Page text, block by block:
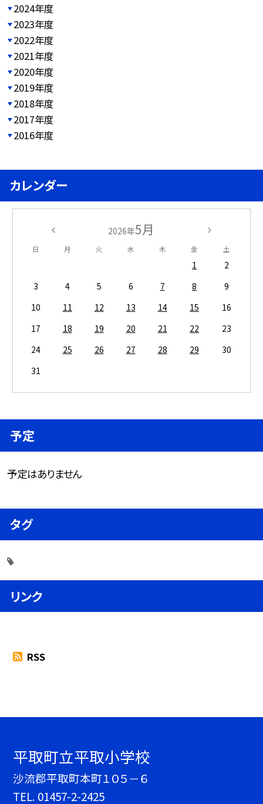
2024年度
2023年度
2022年度
2021年度
2020年度
2019年度
2018年度
2017年度
2016年度
カレンダー
2026年5月
日 月 火 水 木 金 土
1
2
3
4 5 6 7 8
9
10
11 12 13 14 15
16
17
18 19 20 21 22
23
24
25 26 27 28 29
30
31
予定
予定はありません
タグ
リンク
RSS
平取町立平取小学校
沙流郡平取町本町１０５－６
TEL. 01457-2-2425